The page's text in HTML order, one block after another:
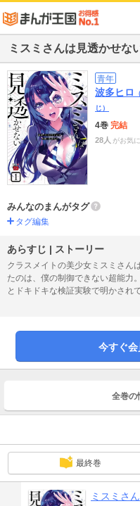
ミスミさんは見透かせな
青年
波多ヒロ
じ）
4巻 完結
28人 がお気
みんなのまんがタグ
タグ編集
あらすじ | ストーリー
クラスメイトの美少女ミスミさん
たのは、僕の制御できない超能力
とドキドキな検証実験で明かされ
のが見えてしまって…。こんな幸
今すぐ
全巻の
最終巻
ミスミさ